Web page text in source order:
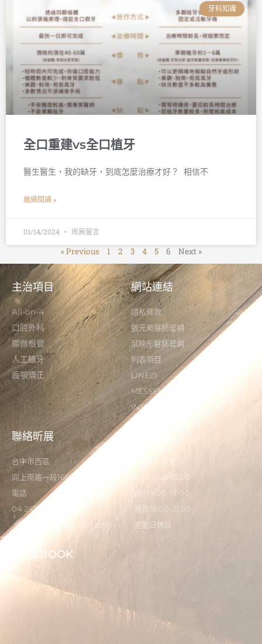
牙科知識
全口重建vs全口植牙
醫生醫生，我的缺牙，到底怎麼治療才好？ 󠀠 相信不
繼續閱讀 »
01/14/2024 尚無留言
« Previous 1 2 3 4 5 6 Next »
主治項目
All-on-4
口腔外科
顯微根管
人工植牙
齒顎矯正
網站連結
隱私條款
張元瀚醫師官網
葉映彤醫師官網
列表項目
LINE@
MESSENGER
INSTAGRAM
聯絡昕展
台中市西區
向上南路一段166-5號
電話
04 2473 0325
flystardental@gmail.com
星期一至星期六
早診09:00-12:00
午診14:00-17:00
晚診18:00-21:00
星期日休診
FACEBOOK